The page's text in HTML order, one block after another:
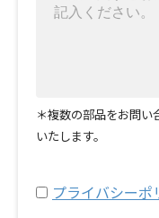
＊複数の部品をお問
いたします。
プライバシーポ